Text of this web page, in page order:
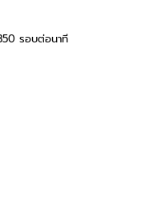
รอบต่อนาที